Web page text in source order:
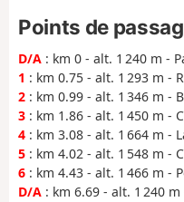
Points de
D/A : km 0 - alt. 1 240 m -
1 : km 0.75 - alt. 1 293 m -
2 : km 0.99 - alt. 1 346 m -
3 : km 1.86 - alt. 1 450 m -
4 : km 3.08 - alt. 1 664 m -
5 : km 4.02 - alt. 1 548 m -
6 : km 4.43 - alt. 1 466 m -
D/A : km 6.69 - alt. 1 240